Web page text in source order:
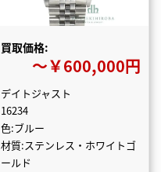
買取価格:
〜￥600,000円
デイトジャスト
16234
色:ブルー
材質:ステンレス・ホワイトゴ
ールド